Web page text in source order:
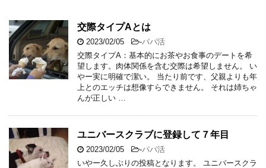
交際タイプAとは
2023/02/05 -パパ活
交際タイプA：基本的にお茶やお食事のデートを希
望します。肉体関係を含む交際は希望しません。 い
やー実に明確で潔い。 当たり前です、父親よりも年
上とのエッチは想像すらできません。 それは姉ちゃ
んが正しい …
ユニバースクラブに登録して７年目
2023/02/05 -パパ活
いやー久しぶりの投稿となります。 ユニバースクラ